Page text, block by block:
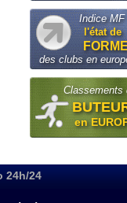
Indice MF
l'état de
des clubs en
Classements
en
24h/24